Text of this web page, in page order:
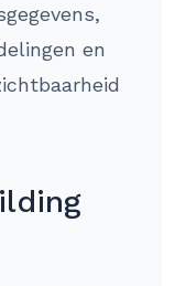
en